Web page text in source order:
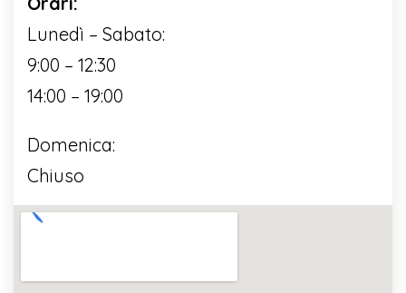
Lunedì – Sabato:
9:00 – 12:30
14:00 – 19:00
Domenica:
Chiuso